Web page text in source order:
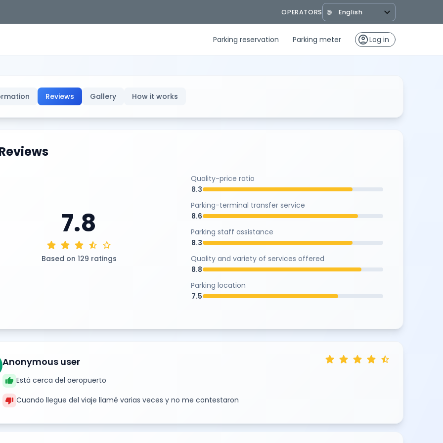
OPERATORS 🌐
Parking reservation Parking meter account_circleLog in
Reviews Gallery How it works
7.8
star star star star_half star
Based on 129 ratings
Quality-price ratio
8.3
Parking-terminal transfer service
8.6
Parking staff assistance
8.3
Quality and variety of services offered
8.8
Parking location
7.5
Anonymous user star star star star star_half
thumb_up Está cerca del aeropuerto
thumb_down Cuando llegue del viaje llamé varias veces y no me contestaron